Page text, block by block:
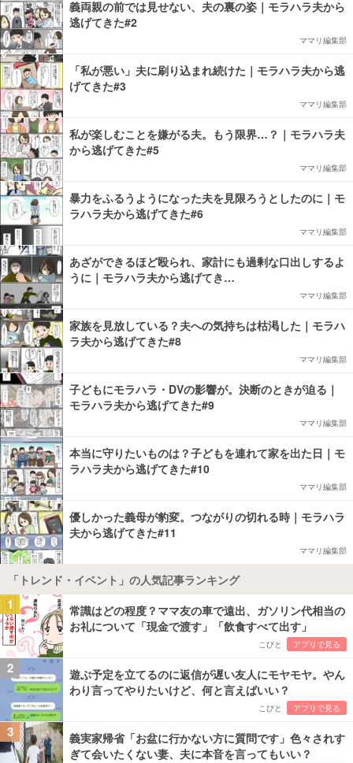
義両親の前では見せない、夫の裏の姿｜モラハラ夫から
逃げてきた#2
ママリ編集部
「私が悪い」夫に刷り込まれ続けた｜モラハラ夫から逃
げてきた#3
ママリ編集部
私が楽しむことを嫌がる夫。もう限界…？｜モラハラ夫
から逃げてきた#5
ママリ編集部
暴力をふるうようになった夫を見限ろうとしたのに｜モ
ラハラ夫から逃げてきた#6
ママリ編集部
あざができるほど殴られ、家計にも過剰な口出しするよ
うに｜モラハラ夫から逃げてき…
ママリ編集部
家族を見放している？夫への気持ちは枯渇した｜モラハ
ラ夫から逃げてきた#8
ママリ編集部
子どもにモラハラ・DVの影響が。決断のときが迫る｜
モラハラ夫から逃げてきた#9
ママリ編集部
本当に守りたいものは？子どもを連れて家を出た日｜モ
ラハラ夫から逃げてきた#10
ママリ編集部
優しかった義母が豹変。つながりの切れる時｜モラハラ
夫から逃げてきた#11
ママリ編集部
「トレンド・イベント」の人気記事ランキング
1
常識はどの程度？ママ友の車で遠出、ガソリン代相当の
お礼について「現金で渡す」「飲食すべて出す」
こびと アプリで見る
2
遊ぶ予定を立てるのに返信が遅い友人にモヤモヤ。やん
わり言ってやりたいけど、何と言えばいい？
こびと アプリで見る
3
義実家帰省「お盆に行かない方に質問です」色々されす
ぎて会いたくない妻、夫に本音を言ってもいい？